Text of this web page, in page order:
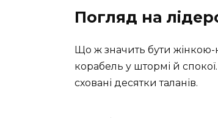
Погляд на
Що ж значить бути жінкою-
корабель у штормі й
сховані десятки таланів.